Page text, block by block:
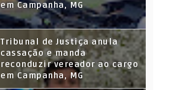
em Campanha, MG
Tribunal de Justiça anula
cassação e manda
reconduzir vereador ao cargo
em Campanha, MG